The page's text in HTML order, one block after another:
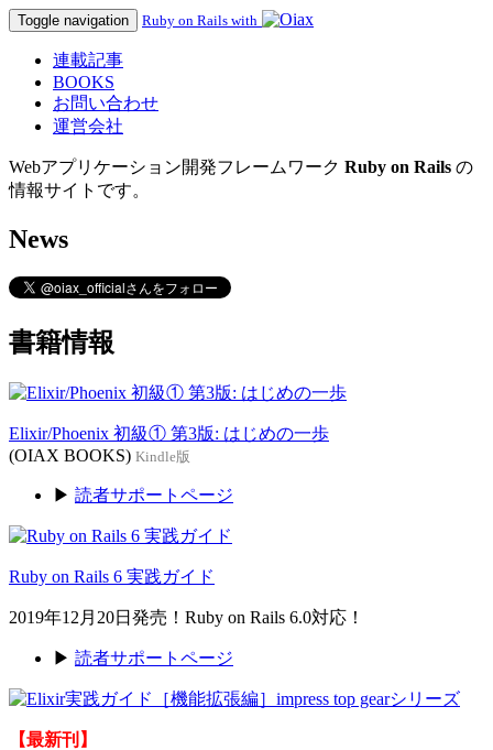
Toggle navigation Ruby on Rails with
連載記事
BOOKS
お問い合わせ
運営会社
Webアプリケーション開発フレームワーク Ruby on Rails の
情報サイトです。
News
書籍情報
Elixir/Phoenix 初級① 第3版: はじめの一歩
(OIAX BOOKS) Kindle版
▶ 読者サポートページ
Ruby on Rails 6 実践ガイド
2019年12月20日発売！Ruby on Rails 6.0対応！
▶ 読者サポートページ
【最新刊】